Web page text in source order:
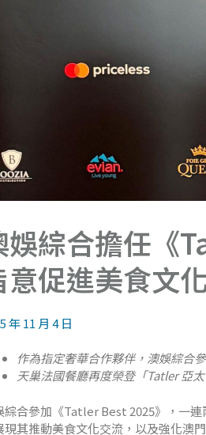
娛綜合擔任《
意促進美食文
年 11 月 4 日
作為指定奢華合作夥伴，澳娛綜合
天巢法國餐廳再度榮登「Tatler 亞
綜合參加《Tatler Best 2025》，一
現其推動美食文化交流，以及強化澳